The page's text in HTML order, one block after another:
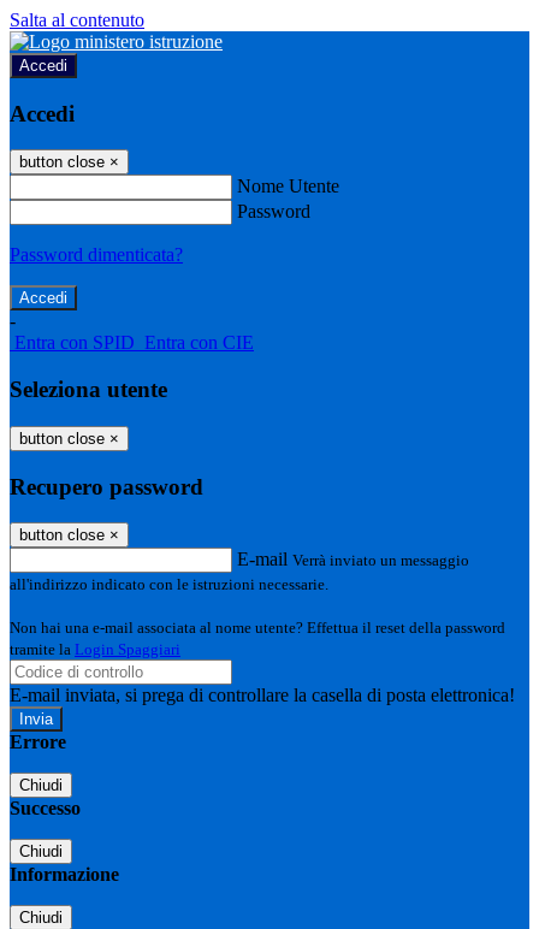
Salta al contenuto
Accedi
Accedi
button close ×
Nome Utente
Password
Password dimenticata?
-
Entra con SPID Entra con CIE
Seleziona utente
button close ×
Recupero password
button close ×
E-mail Verrà inviato un messaggio
all'indirizzo indicato con le istruzioni necessarie.
Non hai una e-mail associata al nome utente? Effettua il reset della password
tramite la Login Spaggiari
E-mail inviata, si prega di controllare la casella di posta elettronica!
Errore
Chiudi
Successo
Chiudi
Informazione
Chiudi